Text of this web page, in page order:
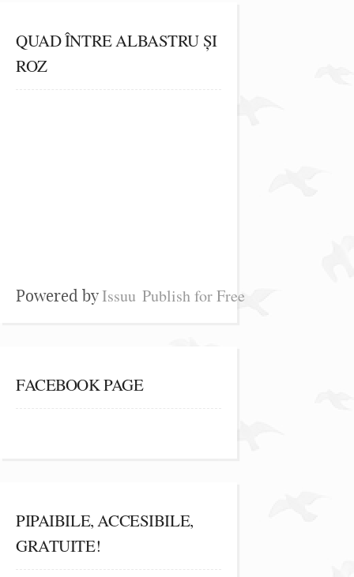
QUAD ÎNTRE ALBASTRU ȘI
ROZ
Powered byIssuu Publish for Free
FACEBOOK PAGE
PIPAIBILE, ACCESIBILE,
GRATUITE!